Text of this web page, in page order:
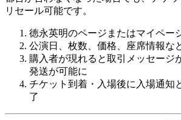
リセール可能です。
徳永英明のページまたはマイペー
公演日、枚数、価格、座席情報な
購入者が現れると取引メッセージ
発送が可能に
チケット到着・入場後に入場通知
了